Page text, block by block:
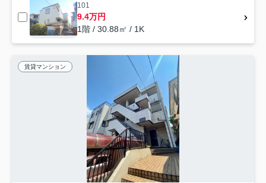
101
9.4万円
1階 / 30.88㎡ / 1K
賃貸マンション